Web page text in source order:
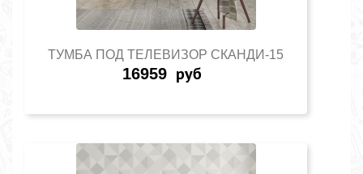
ТУМБА ПОД ТЕЛЕВИЗОР СКАНДИ-15
16959 руб